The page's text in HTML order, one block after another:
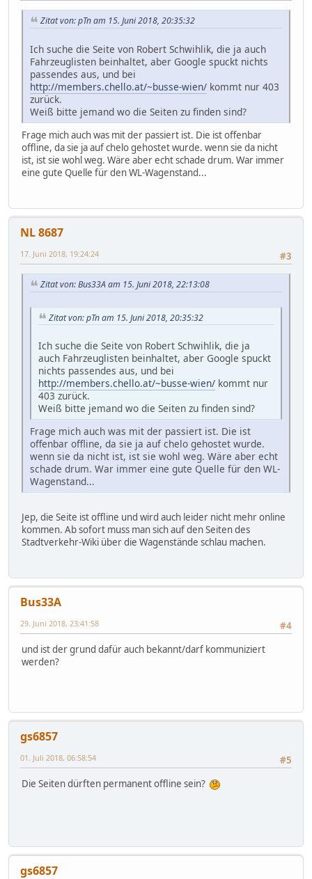
Zitat von: pTn am 15. Juni 2018, 20:35:32
Ich suche die Seite von Robert Schwihlik, die ja auch
Fahrzeuglisten beinhaltet, aber Google spuckt nichts
passendes aus, und bei
http://members.chello.at/~busse-wien/ kommt nur 403
zurück.
Weiß bitte jemand wo die Seiten zu finden sind?
Frage mich auch was mit der passiert ist. Die ist offenbar
offline, da sie ja auf chelo gehostet wurde. wenn sie da nicht
ist, ist sie wohl weg. Wäre aber echt schade drum. War immer
eine gute Quelle für den WL-Wagenstand...
NL 8687
#3
17. Juni 2018, 19:24:24
Zitat von: Bus33A am 15. Juni 2018, 22:13:08
Zitat von: pTn am 15. Juni 2018, 20:35:32
Ich suche die Seite von Robert Schwihlik, die ja
auch Fahrzeuglisten beinhaltet, aber Google spuckt
nichts passendes aus, und bei
http://members.chello.at/~busse-wien/ kommt nur
403 zurück.
Weiß bitte jemand wo die Seiten zu finden sind?
Frage mich auch was mit der passiert ist. Die ist
offenbar offline, da sie ja auf chelo gehostet wurde.
wenn sie da nicht ist, ist sie wohl weg. Wäre aber echt
schade drum. War immer eine gute Quelle für den WL-
Wagenstand...
Jep, die Seite ist offline und wird auch leider nicht mehr online
kommen. Ab sofort muss man sich auf den Seiten des
Stadtverkehr-Wiki über die Wagenstände schlau machen.
Bus33A
#4
29. Juni 2018, 23:41:58
und ist der grund dafür auch bekannt/darf kommuniziert
werden?
gs6857
#5
01. Juli 2018, 06:58:54
Die Seiten dürften permanent offline sein?
gs6857